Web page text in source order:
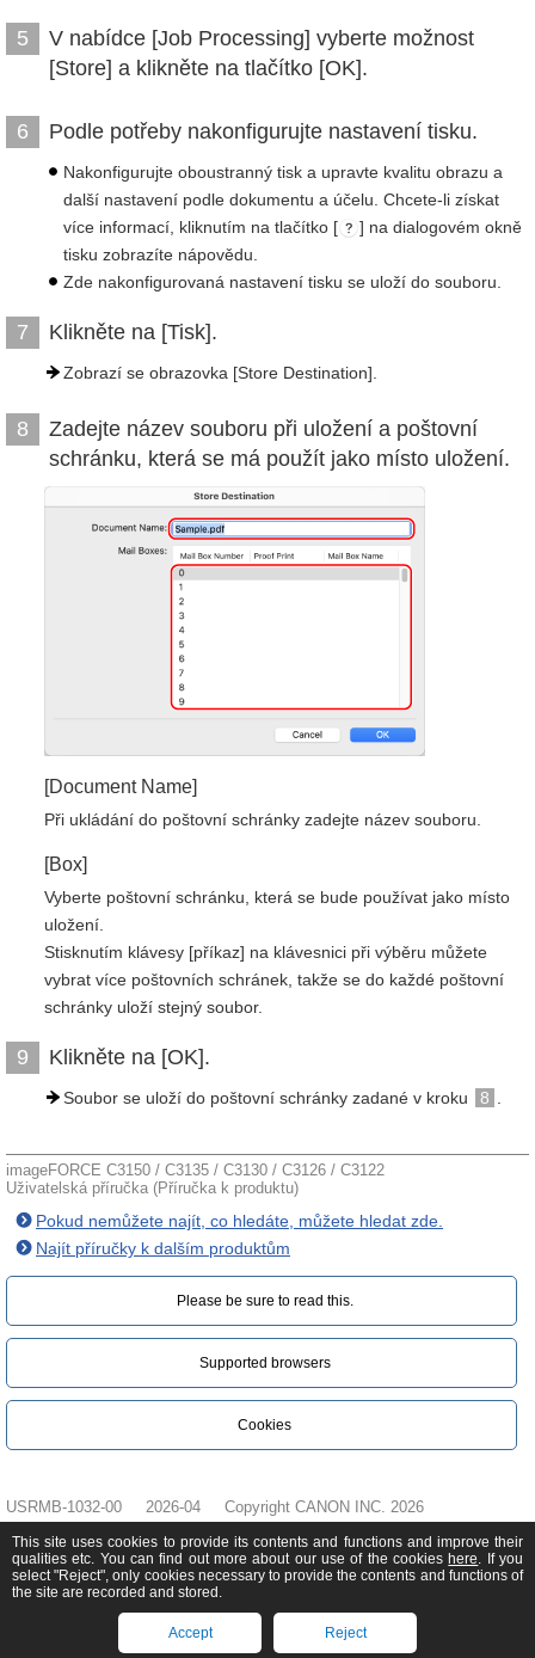
5
V nabídce [Job Processing] vyberte možnost
[Store] a klikněte na tlačítko [OK].
6 Podle potřeby nakonfigurujte nastavení tisku.
Nakonfigurujte oboustranný tisk a upravte kvalitu obrazu a
další nastavení podle dokumentu a účelu. Chcete-li získat
více informací, kliknutím na tlačítko [
] na dialogovém okně
tisku zobrazíte nápovědu.
Zde nakonfigurovaná nastavení tisku se uloží do souboru.
7 Klikněte na [Tisk].
Zobrazí se obrazovka [Store Destination].
8
Zadejte název souboru při uložení a poštovní
schránku, která se má použít jako místo uložení.
[Document Name]
Při ukládání do poštovní schránky zadejte název souboru.
[Box]
Vyberte poštovní schránku, která se bude používat jako místo
uložení.
Stisknutím klávesy [příkaz] na klávesnici při výběru můžete
vybrat více poštovních schránek, takže se do každé poštovní
schránky uloží stejný soubor.
9 Klikněte na [OK].
Soubor se uloží do poštovní schránky zadané v kroku 8
imageFORCE C3150 / C3135 / C3130 / C3126 / C3122
Uživatelská příručka (Příručka k produktu)
Pokud nemůžete najít, co hledáte, můžete hledat zde.
Najít příručky k dalším produktům
Please be sure to read this.‎
Supported browsers
Cookies
USRMB-1032-00 2026-04 Copyright CANON INC. 2026
This site uses cookies to provide its contents and functions and improve their
qualities etc. You can find out more about our use of the cookies here. If you
select "Reject", only cookies necessary to provide the contents and functions of
the site are recorded and stored.
Accept Reject